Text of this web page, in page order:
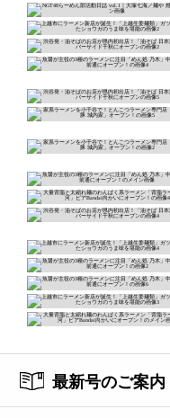
最新号のご案内